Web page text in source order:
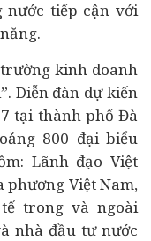
nước tiếp cận với
kinh doanh
Diễn đàn dự kiến
tại thành phố Đà
800 đại biểu
Lãnh đạo Việt
phương Việt Nam,
trong và ngoài
nhà đầu tư nước